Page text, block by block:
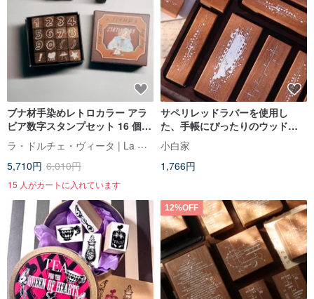
ブナ材手染めレトロカラー アラ
ビア数字スタンプセット 16 個入
り
ラ・ドルチェ・ヴィータ | La Dolce Vita
5,710円 6,010円
15 人がカートに入れています
サペリレッドラバーを使用し
た、手帳にぴったりのウッドス
タンプ。軽やかなレトロ感と塩
系の雰囲気が、日々の記録に彩
りを添えます。
小白家
1,766円
12%OFF